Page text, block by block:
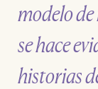
modelo
se hace
historias